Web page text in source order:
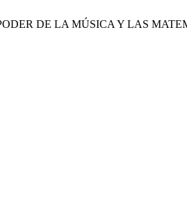
PODER DE LA MÚSICA Y LAS